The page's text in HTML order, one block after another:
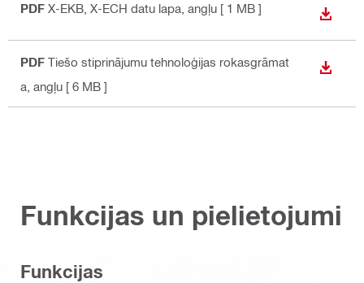
PDF X-EKB, X-ECH datu lapa , angļu [ 1 MB ]
PDF Tiešo stiprinājumu tehnoloģijas rokasgrāmat
a , angļu [ 6 MB ]
Funkcijas un pielietojumi
Funkcijas